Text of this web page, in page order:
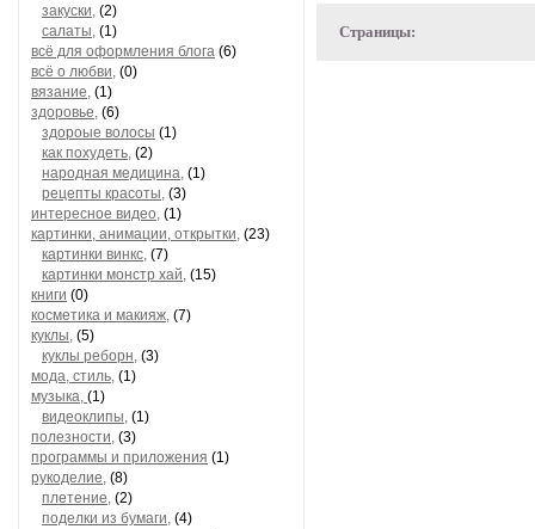
закуски, (2)
салаты, (1)
всё для оформления блога (6)
всё о любви, (0)
вязание, (1)
здоровье, (6)
здороые волосы (1)
как похудеть, (2)
народная медицина, (1)
рецепты красоты, (3)
интересное видео, (1)
картинки, анимации, открытки, (23)
картинки винкс, (7)
картинки монстр хай, (15)
книги (0)
косметика и макияж, (7)
куклы, (5)
куклы реборн, (3)
мода, стиль, (1)
музыка, (1)
видеоклипы, (1)
полезности, (3)
программы и приложения (1)
рукоделие, (8)
плетение, (2)
поделки из бумаги, (4)
Страницы: